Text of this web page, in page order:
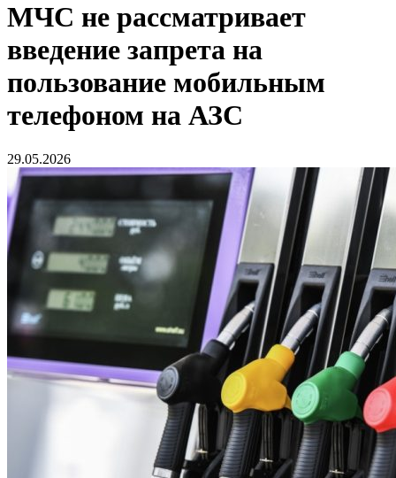
МЧС не рассматривает
введение запрета на
пользование мобильным
телефоном на АЗС
29.05.2026